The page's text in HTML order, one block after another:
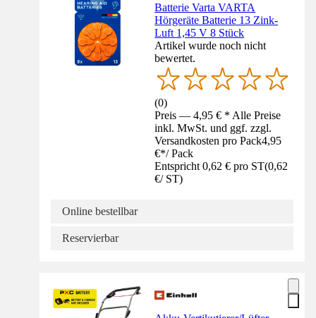
Batterie Varta VARTA
Hörgeräte Batterie 13 Zink-
Luft 1,45 V 8 Stück
Artikel wurde noch nicht
bewertet.
(0)
Preis — 4,95 € * Alle Preise
inkl. MwSt. und ggf. zzgl.
Versandkosten pro Pack4,95
€*/ Pack
Entspricht 0,62 € pro ST(0,62
€/ ST)
Online bestellbar
Reservierbar